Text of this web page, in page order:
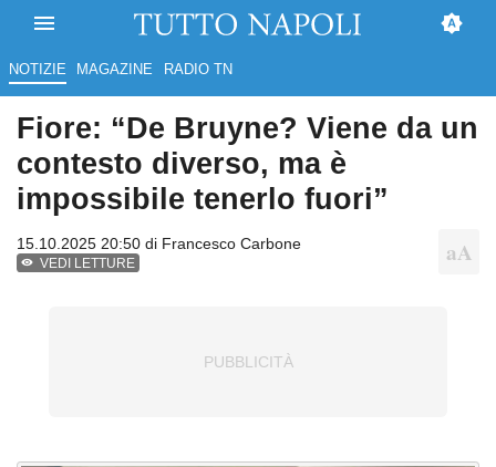
NOTIZIE MAGAZINE RADIO TN
Fiore: “De Bruyne? Viene da un
contesto diverso, ma è
impossibile tenerlo fuori”
15.10.2025 20:50 di Francesco Carbone
VEDI LETTURE